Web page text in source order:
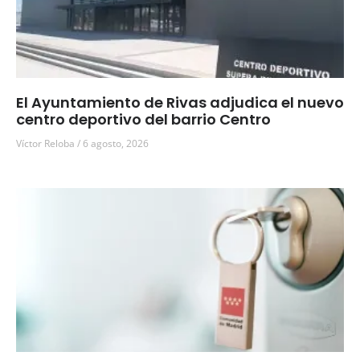
El Ayuntamiento de Rivas adjudica el nuevo
centro deportivo del barrio Centro
Víctor Reloba 6 agosto, 2026